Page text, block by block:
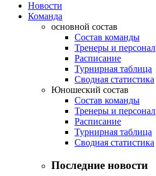
Новости
Команда
основной состав
Состав команды
Тренеры и персонал
Расписание
Турнирная таблица
Сводная статистика
Юношеский состав
Состав команды
Тренеры и персонал
Расписание
Турнирная таблица
Сводная статистика
Последние новости